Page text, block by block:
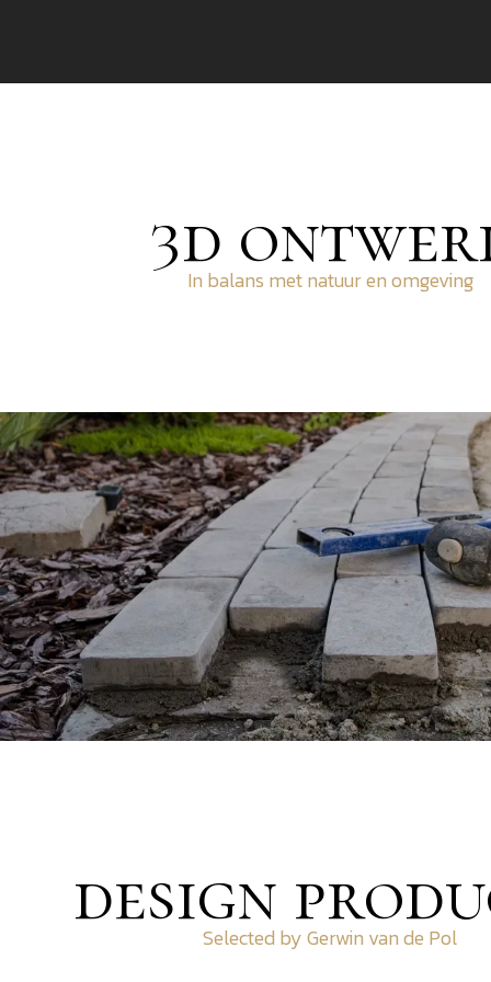
3d
In balans met natuur en omgeving
designSelected by Gerwin van de Pol